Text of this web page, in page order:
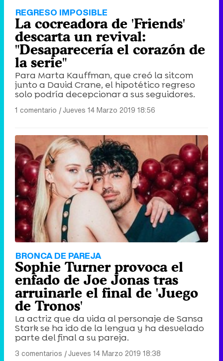
REGRESO IMPOSIBLE
La cocreadora de 'Friends'
descarta un revival:
"Desaparecería el corazón de
la serie"
Para Marta Kauffman, que creó la sitcom
junto a David Crane, el hipotético regreso
solo podría decepcionar a sus seguidores.
1 comentario |Jueves 14 Marzo 2019 18:56
BRONCA DE PAREJA
Sophie Turner provoca el
enfado de Joe Jonas tras
arruinarle el final de 'Juego
de Tronos'
La actriz que da vida al personaje de Sansa
Stark se ha ido de la lengua y ha desvelado
parte del final a su pareja.
3 comentarios |Jueves 14 Marzo 2019 18:38